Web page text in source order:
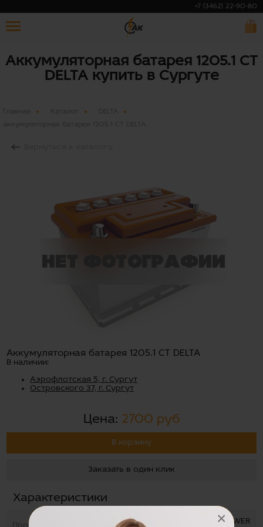
×
+7 (3462) 22-90-80
Аккумуляторная батарея 1205.1 СТ
DELTA купить в Сургуте
Главная
DELTA
аккумуляторная батарея 1205.1 СТ DELTA
Аккумуляторная батарея 1205.1 СТ DELTA
В наличии:
Аэрофлотская 5, г. Сургут
Островского 37, г. Сургут
Цена: 2700 руб
В корзину
Заказать в один клик
Характеристики
FUJIAN MINHUA POWER